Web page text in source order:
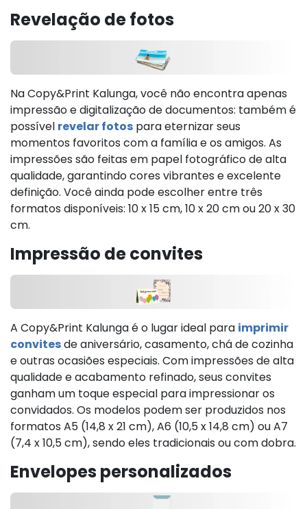
Revelação de fotos
Na Copy&Print Kalunga, você não encontra apenas
impressão e digitalização de documentos: também é
possível revelar fotos para eternizar seus
momentos favoritos com a família e os amigos. As
impressões são feitas em papel fotográfico de alta
qualidade, garantindo cores vibrantes e excelente
definição. Você ainda pode escolher entre três
formatos disponíveis: 10 x 15 cm, 10 x 20 cm ou 20 x 30
cm.
Impressão de convites
A Copy&Print Kalunga é o lugar ideal para imprimir
convitesde aniversário, casamento, chá de cozinha
e outras ocasiões especiais. Com impressões de alta
qualidade e acabamento refinado, seus convites
ganham um toque especial para impressionar os
convidados. Os modelos podem ser produzidos nos
formatos A5 (14,8 x 21 cm), A6 (10,5 x 14,8 cm) ou A7
(7,4 x 10,5 cm), sendo eles tradicionais ou com dobra.
Envelopes personalizados